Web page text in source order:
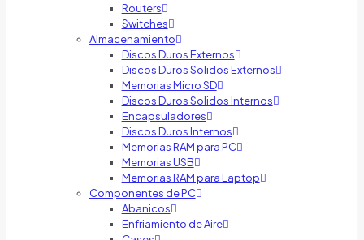
Routers
Switches
Almacenamiento
Discos Duros Externos
Discos Duros Solidos Externos
Memorias Micro SD
Discos Duros Solidos Internos
Encapsuladores
Discos Duros Internos
Memorias RAM para PC
Memorias USB
Memorias RAM para Laptop
Componentes de PC
Abanicos
Enfriamiento de Aire